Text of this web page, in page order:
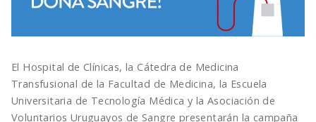
El Hospital de Clínicas, la Cátedra de Medicina
Transfusional de la Facultad de Medicina, la Escuela
Universitaria de Tecnología Médica y la Asociación de
Voluntarios Uruguayos de Sangre presentarán la campaña